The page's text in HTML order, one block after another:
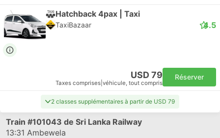
Hatchback 4pax | Taxi
TaxiBazaar 4.5
USD 79
Taxes comprises véhicule, tout compris
Réserver
2 classes supplémentaires à partir de USD 79
Train #101043 de Sri Lanka Railway
13:31 Ambewela